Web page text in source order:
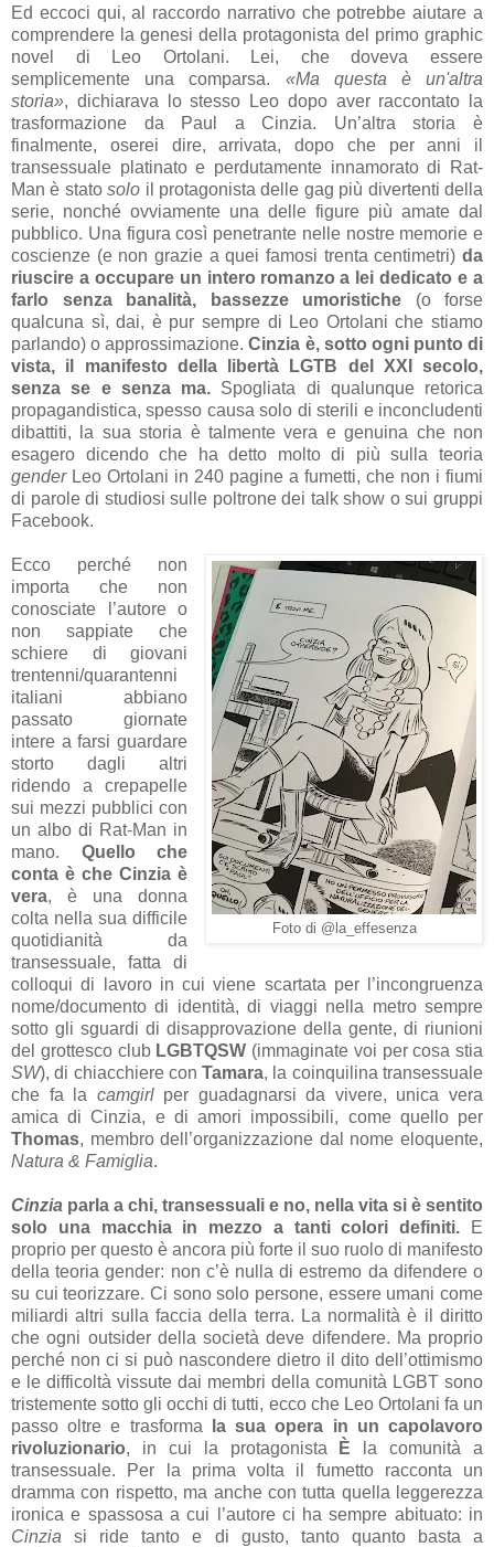
Ed eccoci qui, al raccordo narrativo che potrebbe aiutare a
comprendere la genesi della protagonista del primo graphic
novel di Leo Ortolani. Lei, che doveva essere
semplicemente una comparsa. «Ma questa è un'altra
storia», dichiarava lo stesso Leo dopo aver raccontato la
trasformazione da Paul a Cinzia. Un’altra storia è
finalmente, oserei dire, arrivata, dopo che per anni il
transessuale platinato e perdutamente innamorato di Rat-
Man è statosolo il protagonista delle gag più divertenti della
serie, nonché ovviamente una delle figure più amate dal
pubblico. Una figura così penetrante nelle nostre memorie e
coscienze (e non grazie a quei famosi trenta centimetri) da
riuscire a occupare un intero romanzo a lei dedicato e a
farlo senza banalità, bassezze umoristiche (o forse
qualcuna sì, dai, è pur sempre di Leo Ortolani che stiamo
parlando) o approssimazione.Cinzia è, sotto ogni punto di
vista, il manifesto della libertà LGTB del XXI secolo,
senza se e senza ma. Spogliata di qualunque retorica
propagandistica, spesso causa solo di sterili e inconcludenti
dibattiti, la sua storia è talmente vera e genuina che non
esagero dicendo che ha detto molto di più sulla teoria
gender Leo Ortolani in 240 pagine a fumetti, che non i fiumi
di parole di studiosi sulle poltrone dei talk show o sui gruppi
Facebook.
Foto di @la_effesenza
Ecco perché non
importa che non
conosciate l’autore o
non sappiate che
schiere di giovani
trentenni/quarantenni
italiani abbiano
passato giornate
intere a farsi guardare
storto dagli altri
ridendo a crepapelle
sui mezzi pubblici con
un albo di Rat-Man in
mano. Quello che
conta è che Cinzia è
vera, è una donna
colta nella sua difficile
quotidianità da
transessuale, fatta di
colloqui di lavoro in cui viene scartata per l’incongruenza
nome/documento di identità, di viaggi nella metro sempre
sotto gli sguardi di disapprovazione della gente, di riunioni
del grottesco club LGBTQSW (immaginate voi per cosa stia
SW), di chiacchiere conTamara, la coinquilina transessuale
che fa la camgirl per guadagnarsi da vivere, unica vera
amica di Cinzia, e di amori impossibili, come quello per
Thomas, membro dell’organizzazione dal nome eloquente,
Natura & Famiglia.
Cinzia parla a chi, transessuali e no, nella vita si è sentito
solo una macchia in mezzo a tanti colori definiti. E
proprio per questo è ancora più forte il suo ruolo di manifesto
della teoria gender: non c’è nulla di estremo da difendere o
su cui teorizzare. Ci sono solo persone, essere umani come
miliardi altri sulla faccia della terra. La normalità è il diritto
che ogni outsider della società deve difendere. Ma proprio
perché non ci si può nascondere dietro il dito dell’ottimismo
e le difficoltà vissute dai membri della comunità LGBT sono
tristemente sotto gli occhi di tutti, ecco che Leo Ortolani fa un
passo oltre e trasforma
la sua opera in un capolavoro
rivoluzionario, in cui la protagonista È
la comunità a
transessuale. Per la prima volta il fumetto racconta un
dramma con rispetto, ma anche con tutta quella leggerezza
ironica e spassosa a cui l’autore ci ha sempre abituato: in
Cinziasi ride tanto e di gusto, tanto quanto basta a